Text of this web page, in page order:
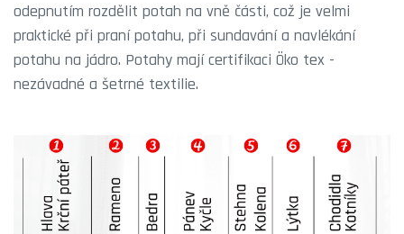
odepnutím rozdělit potah na vně části, což je velmi
praktické při praní potahu, při sundavání a navlékání
potahu na jádro. Potahy mají certifikaci Öko tex -
nezávadné a šetrné textilie.